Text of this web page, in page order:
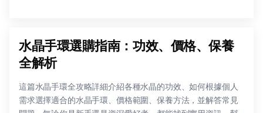
水晶手環選購指南：功效、價格、保養
全解析
這篇水晶手環全攻略詳細介紹各種水晶的功效、如何根據個人
需求選擇適合的水晶手環、價格範圍、保養方法，並解答常見